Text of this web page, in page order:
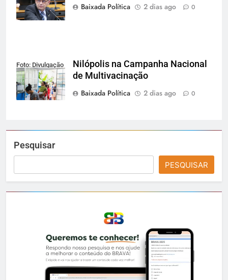
Deputados Baixada Política 2 dias ago 0
Foto: Divulgação
Nilópolis na Campanha Nacional
de Multivacinação
Baixada Política
2 dias ago 0
Pesquisar
PESQUISAR